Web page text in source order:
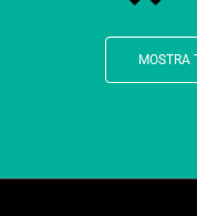
MOSTRA